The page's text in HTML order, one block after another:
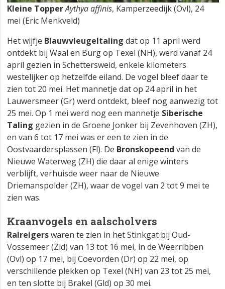
Kleine TopperAythya affinis, Kamperzeedijk (Ovl), 24
mei (Eric Menkveld)
Het wijfje Blauwvleugeltaling dat op 11 april werd
ontdekt bij Waal en Burg op Texel (NH), werd vanaf 24
april gezien in Schettersweid, enkele kilometers
westelijker op hetzelfde eiland. De vogel bleef daar te
zien tot 20 mei. Het mannetje dat op 24 april in het
Lauwersmeer (Gr) werd ontdekt, bleef nog aanwezig tot
25 mei. Op 1 mei werd nog een mannetje Siberische
Taling gezien in de Groene Jonker bij Zevenhoven (ZH),
en van 6 tot 17 mei was er een te zien in de
Oostvaardersplassen (Fl). De Bronskopeend van de
Nieuwe Waterweg (ZH) die daar al enige winters
verblijft, verhuisde weer naar de Nieuwe
Driemanspolder (ZH), waar de vogel van 2 tot 9 mei te
zien was.
Kraanvogels en aalscholvers
Ralreigerswaren te zien in het Stinkgat bij Oud-
Vossemeer (Zld) van 13 tot 16 mei, in de Weerribben
(Ovl) op 17 mei, bij Coevorden (Dr) op 22 mei, op
verschillende plekken op Texel (NH) van 23 tot 25 mei,
en ten slotte bij Brakel (Gld) op 30 mei.